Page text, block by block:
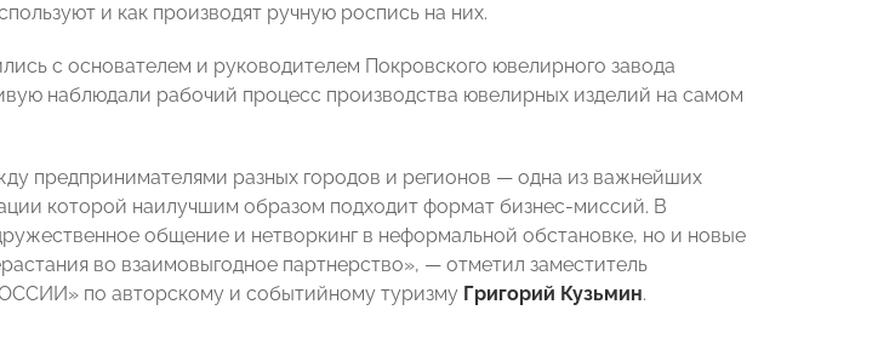
и как производят ручную роспись на них.
с основателем и руководителем Покровского ювелирного завода
наблюдали рабочий процесс производства ювелирных изделий на самом
предпринимателями разных городов и регионов — одна из важнейших
которой наилучшим образом подходит формат бизнес-миссий. В
общение и нетворкинг в неформальной обстановке, но и новые
во взаимовыгодное партнерство», — отметил заместитель
по авторскому и событийному туризму Григорий Кузьмин.